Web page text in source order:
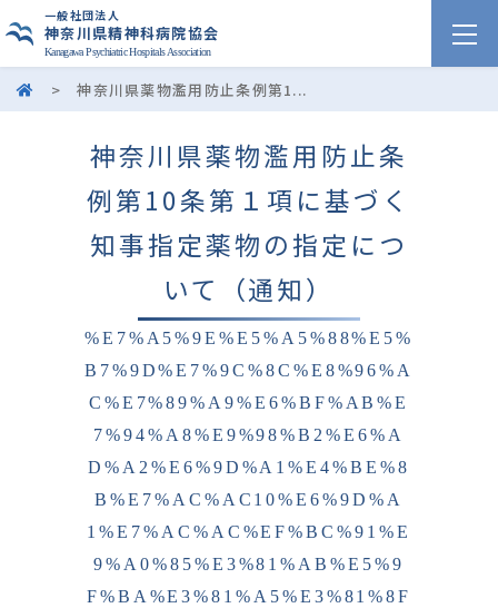
一般社団法人
神奈川県精神科病院協会
Kanagawa Psychiatric Hospitals Association
>神奈川県薬物濫用防止条例第1...
神奈川県薬物濫用防止条
例第10条第１項に基づく
知事指定薬物の指定につ
いて（通知）
%E7%A5%9E%E5%A5%88%E5%
B7%9D%E7%9C%8C%E8%96%A
C%E7%89%A9%E6%BF%AB%E
7%94%A8%E9%98%B2%E6%A
D%A2%E6%9D%A1%E4%BE%8
B%E7%AC%AC10%E6%9D%A
1%E7%AC%AC%EF%BC%91%E
9%A0%85%E3%81%AB%E5%9
F%BA%E3%81%A5%E3%81%8F